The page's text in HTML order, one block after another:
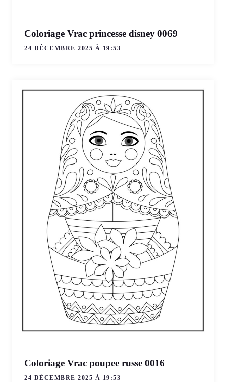
Coloriage Vrac princesse disney 0069
24 DÉCEMBRE 2025 À 19:53
Coloriage Vrac poupee russe 0016
24 DÉCEMBRE 2025 À 19:53